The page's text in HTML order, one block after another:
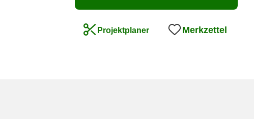
Projektplaner Merkzettel